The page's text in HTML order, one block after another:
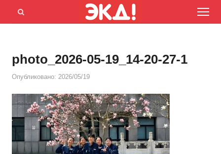
Menu
Открыть
photo_2026-05-19_14-20-27-1
Опубликовано: 2026/05/19